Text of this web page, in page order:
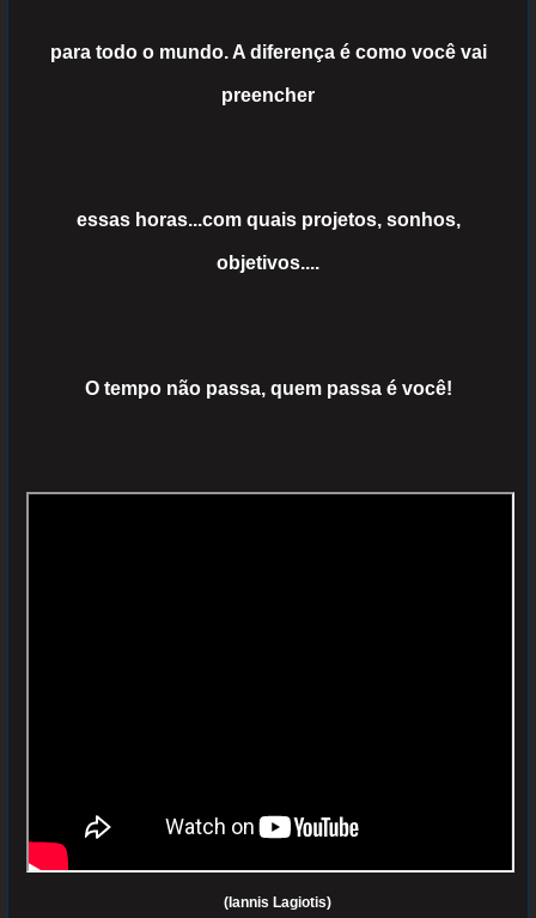
para todo o mundo. A diferença é como você vai
preencher
essas horas...com quais projetos, sonhos,
objetivos....
O tempo não passa, quem passa é você!
(Iannis Lagiotis)